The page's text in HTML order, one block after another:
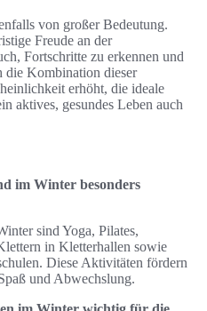
von großer Bedeutung.
Freude an der
Fortschritte zu erkennen und
die Kombination dieser
erhöht, die ideale
aktives, gesundes Leben auch
im Winter besonders
sind Yoga, Pilates,
in Kletterhallen sowie
Diese Aktivitäten fördern
und Abwechslung.